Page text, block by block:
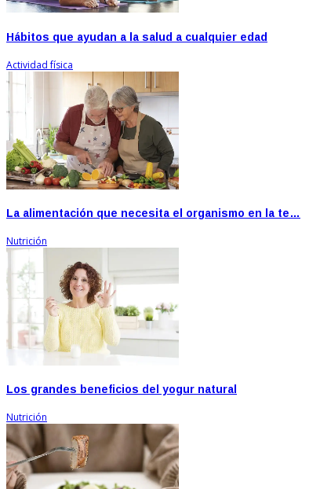
Hábitos que ayudan a la salud a cualquier edad
Actividad física
La alimentación que necesita el organismo en la te…
Nutrición
Los grandes beneficios del yogur natural
Nutrición